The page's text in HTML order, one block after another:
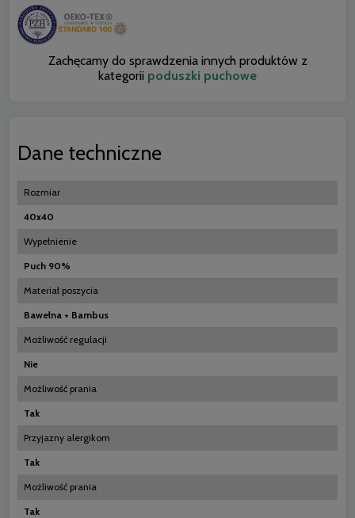
Zachęcamy do sprawdzenia innych produktów z
kategorii poduszki puchowe
Dane techniczne
Rozmiar
40x40
Wypełnienie
Puch 90%
Materiał poszycia
Bawełna + Bambus
Możliwość regulacji
Nie
Możliwość prania
Tak
Przyjazny alergikom
Tak
Możliwość prania
Tak